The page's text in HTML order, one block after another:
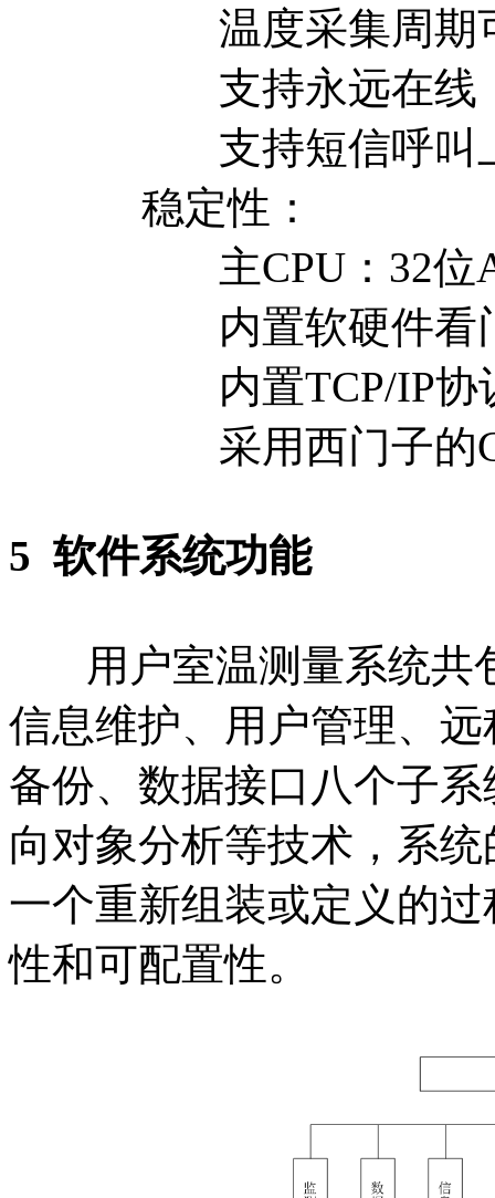
温度采集周期
支持永远在线
支持短信呼叫
稳定性：
主CPU：32位
内置软硬件看
内置TCP/IP协
采用西门子的
5 软件系统功能
用户室温测量系统共
信息维护、用户管理、
备份、数据接口八个子
向对象分析等技术，系
一个重新组装或定义的
性和可配置性。